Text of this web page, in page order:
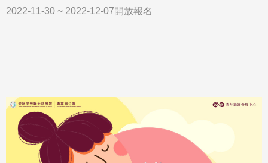
2022-11-30 ~ 2022-12-07開放報名